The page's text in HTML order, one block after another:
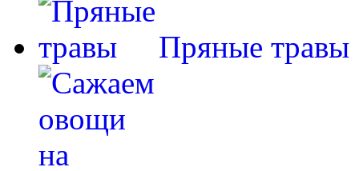
Пряные травы